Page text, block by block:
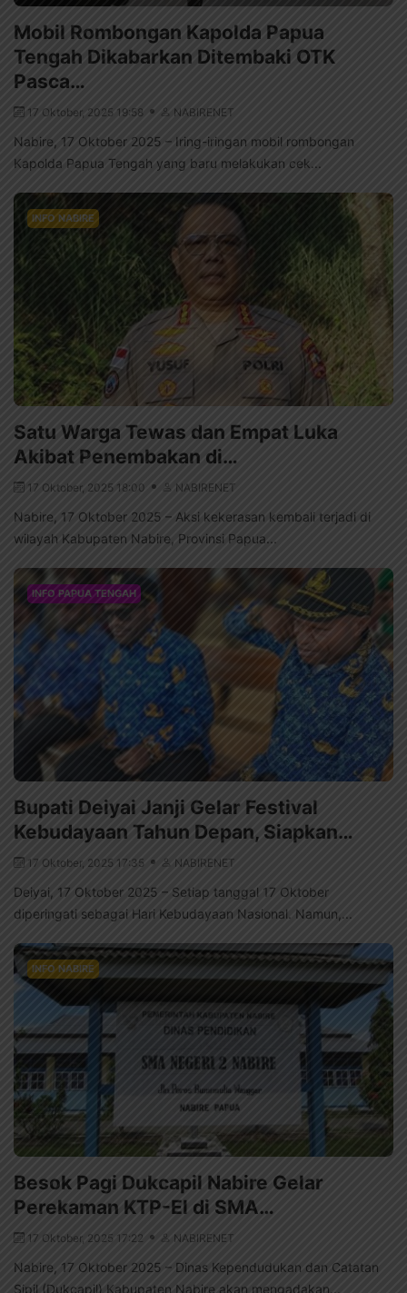
Mobil Rombongan Kapolda Papua
Tengah Dikabarkan Ditembaki OTK
Pasca…
17 Oktober, 2025 19:58 NABIRENET
Nabire, 17 Oktober 2025 – Iring-iringan mobil rombongan
Kapolda Papua Tengah yang baru melakukan cek...
INFO NABIRE
Satu Warga Tewas dan Empat Luka
Akibat Penembakan di…
17 Oktober, 2025 18:00 NABIRENET
Nabire, 17 Oktober 2025 – Aksi kekerasan kembali terjadi di
wilayah Kabupaten Nabire, Provinsi Papua...
INFO PAPUA TENGAH
Bupati Deiyai Janji Gelar Festival
Kebudayaan Tahun Depan, Siapkan…
17 Oktober, 2025 17:35 NABIRENET
Deiyai, 17 Oktober 2025 – Setiap tanggal 17 Oktober
diperingati sebagai Hari Kebudayaan Nasional. Namun,...
INFO NABIRE
Besok Pagi Dukcapil Nabire Gelar
Perekaman KTP-El di SMA…
17 Oktober, 2025 17:22 NABIRENET
Nabire, 17 Oktober 2025 – Dinas Kependudukan dan Catatan
Sipil (Dukcapil) Kabupaten Nabire akan mengadakan...